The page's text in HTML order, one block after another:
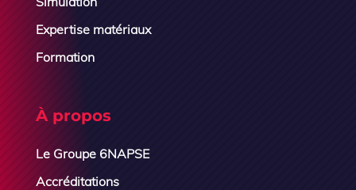
Expertise matériaux
Formation
À propos
Le Groupe 6NAPSE
Accréditations